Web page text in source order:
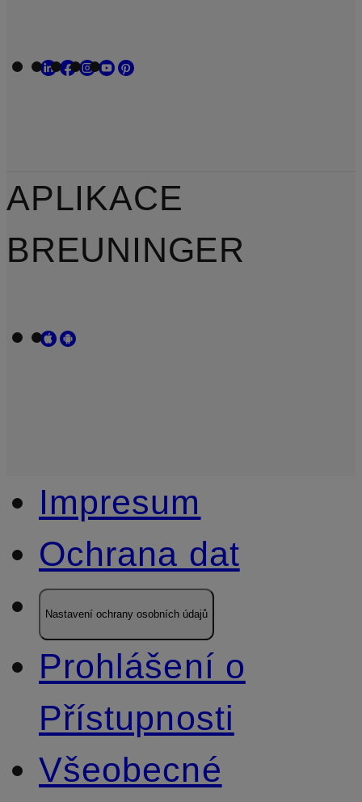
APLIKACE
BREUNINGER
Impresum
Ochrana dat
Nastavení ochrany osobních údajů
Prohlášení o
Přístupnosti
Všeobecné